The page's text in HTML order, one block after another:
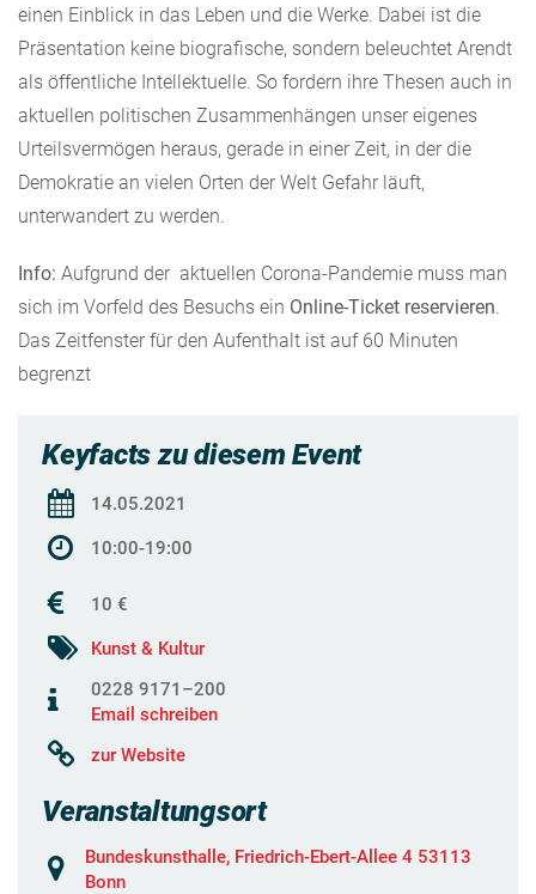
einen Einblick in das Leben und die Werke. Dabei ist die
Präsentation keine biografische, sondern beleuchtet Arendt
als öffentliche Intellektuelle. So fordern ihre Thesen auch in
aktuellen politischen Zusammenhängen unser eigenes
Urteilsvermögen heraus, gerade in einer Zeit, in der die
Demokratie an vielen Orten der Welt Gefahr läuft,
unterwandert zu werden.
Info: Aufgrund der aktuellen Corona-Pandemie muss man
sich im Vorfeld des Besuchs ein Online-Ticket reservieren
Das Zeitfenster für den Aufenthalt ist auf 60 Minuten
begrenzt
Keyfacts zu diesem Event
14.05.2021
10:00-19:00
10 €
Kunst & Kultur
0228 9171–200
Email schreiben
zur Website
Veranstaltungsort
Bundeskunsthalle, Friedrich-Ebert-Allee 4 53113
Bonn